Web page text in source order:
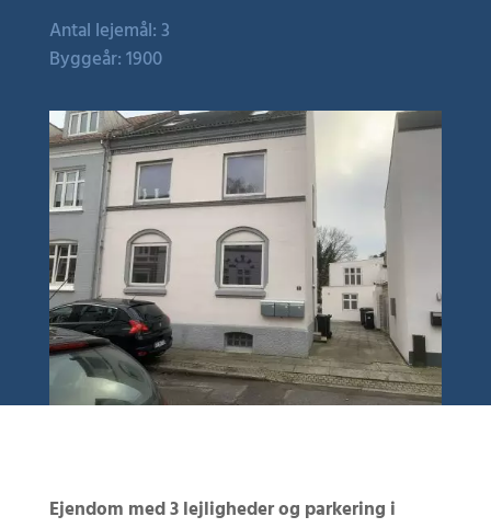
Antal lejemål: 3
Byggeår: 1900
Ejendom med 3 lejligheder og parkering i